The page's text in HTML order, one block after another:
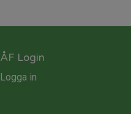
ÅF Login
Logga in